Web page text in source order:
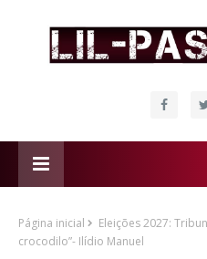
Página inicial
Eleições 2027:
crocodilo”- Ilídio Manuel